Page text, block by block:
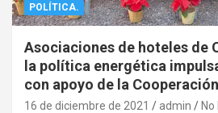
POLÍTICA.
Asociaciones de hoteles de
la política energética
con apoyo de la
16 de diciembre de 2021 admin No